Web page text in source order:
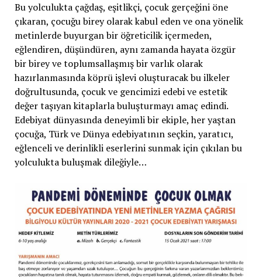
Bu yolculukta çağdaş, eşitlikçi, çocuk gerçeğini öne
çıkaran, çocuğu birey olarak kabul eden ve ona yönelik
metinlerde buyurgan bir öğreticilik içermeden,
eğlendiren, düşündüren, aynı zamanda hayata özgür
bir birey ve toplumsallaşmış bir varlık olarak
hazırlanmasında köprü işlevi oluşturacak bu ilkeler
doğrultusunda, çocuk ve gencimizi edebi ve estetik
değer taşıyan kitaplarla buluşturmayı amaç edindi.
Edebiyat dünyasında deneyimli bir ekiple, her yaştan
çocuğa, Türk ve Dünya edebiyatının seçkin, yaratıcı,
eğlenceli ve derinlikli eserlerini sunmak için çıkılan bu
yolculukta buluşmak dileğiyle…